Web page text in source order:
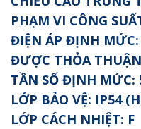
PHẠM VI CÔNG
ĐIỆN ÁP ĐỊNH MỨC:
ĐƯỢC THỎA
TẦN SỐ ĐỊNH MỨC:
LỚP BẢO VỆ: IP54
LỚP CÁCH NHIỆT: F